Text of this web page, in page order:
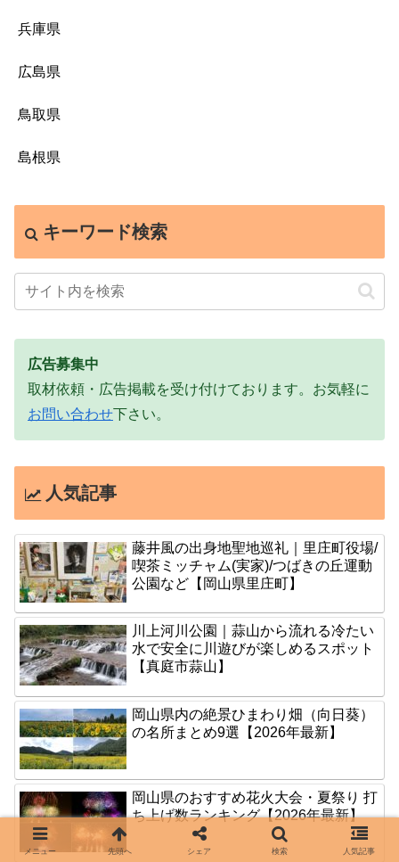
兵庫県
広島県
鳥取県
島根県
キーワード検索
広告募集中
取材依頼・広告掲載を受け付けております。お気軽に
お問い合わせ下さい。
人気記事
藤井風の出身地聖地巡礼｜里庄町役場/
喫茶ミッチャム(実家)/つばきの丘運動
公園など【岡山県里庄町】
川上河川公園｜蒜山から流れる冷たい
水で安全に川遊びが楽しめるスポット
【真庭市蒜山】
岡山県内の絶景ひまわり畑（向日葵）
の名所まとめ9選【2026年最新】
岡山県のおすすめ花火大会・夏祭り 打
ち上げ数ランキング【2026年最新】
メニュー 先頭へ シェア 検索 人気記事